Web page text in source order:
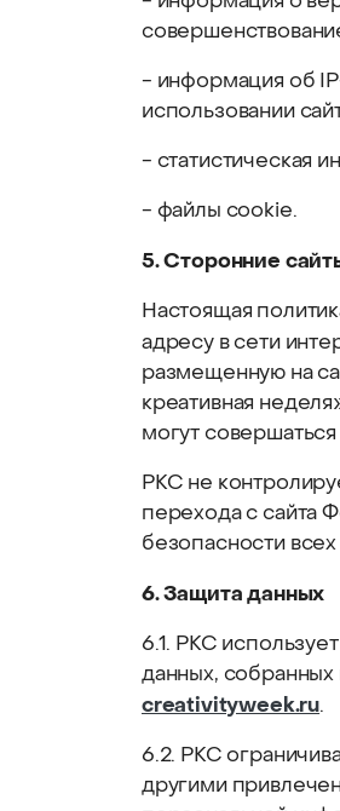
- информация об
использовании
- статистическая
- файлы cookie.
5. Сторонние
Настоящая
адресу в сети
размещенную на
креативная
могут
РКС не
перехода с сайта
безопасности
6. Защита данных
6.1. РКС
данных, собранных
creativityweek.ru.
6.2. РКС
другими